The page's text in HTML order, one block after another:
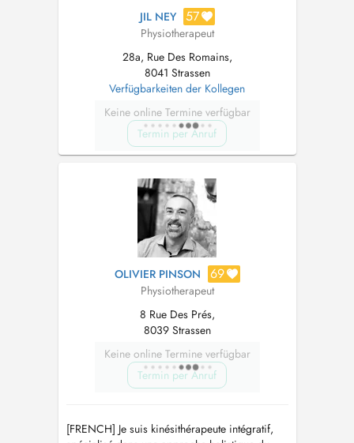
JIL NEY 57
Physiotherapeut
28a, Rue Des Romains,
8041 Strassen
Verfügbarkeiten der Kollegen
Keine online Termine verfügbar
Termin per Anruf
OLIVIER PINSON 69
Physiotherapeut
8 Rue Des Prés,
8039 Strassen
Keine online Termine verfügbar
Termin per Anruf
[FRENCH] Je suis kinésithérapeute intégratif,